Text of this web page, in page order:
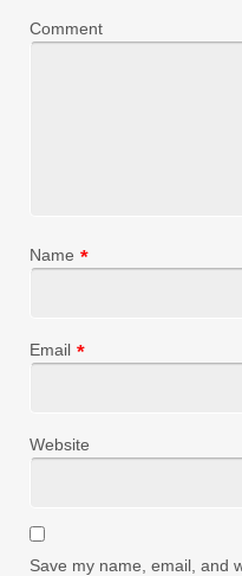
Comment
Name *
Email *
Website
Save my name, email, and